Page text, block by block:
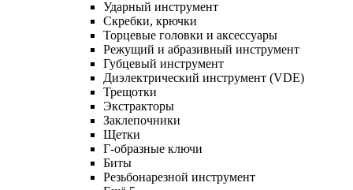
Ударный инструмент
Скребки, крючки
Торцевые головки и аксессуары
Режущий и абразивный инструмент
Губцевый инструмент
Диэлектрический инструмент (VDE)
Трещотки
Экстракторы
Заклепочники
Щетки
Г-образные ключи
Биты
Резьбонарезной инструмент